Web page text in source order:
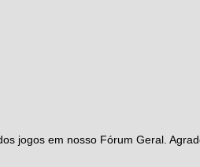
jogos em nosso Fórum Geral.